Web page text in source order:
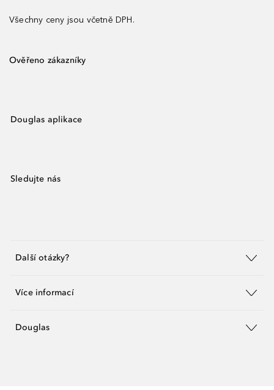
Všechny ceny jsou včetně DPH.
Ověřeno zákazníky
Douglas aplikace
Sledujte nás
Další otázky?
Více informací
Douglas